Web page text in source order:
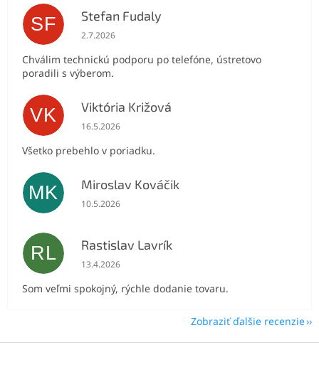
SF Stefan Fudaly
Hodnotenie obchodu je 5 z 5 hviezdičiek.
2.7.2026
Chválim technickú podporu po telefóne, ústretovo
poradili s výberom.
VK Viktória Križová
Hodnotenie obchodu je 5 z 5 hviezdičiek.
16.5.2026
Všetko prebehlo v poriadku.
MK Miroslav Kováčik
Hodnotenie obchodu je 5 z 5 hviezdičiek.
10.5.2026
RL Rastislav Lavrík
Hodnotenie obchodu je 5 z 5 hviezdičiek.
13.4.2026
Som veľmi spokojný, rýchle dodanie tovaru.
Zobraziť ďalšie recenzie